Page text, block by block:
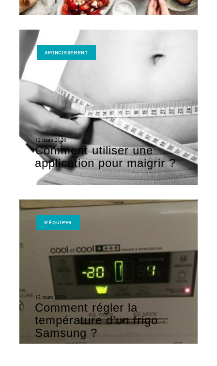
AMINCISSEMENT
12 mars 2026
Comment utiliser une
application pour maigrir ?
S'ÉQUIPER
12 mars 2026
Comment régler la
température d’un frigo
Samsung ?